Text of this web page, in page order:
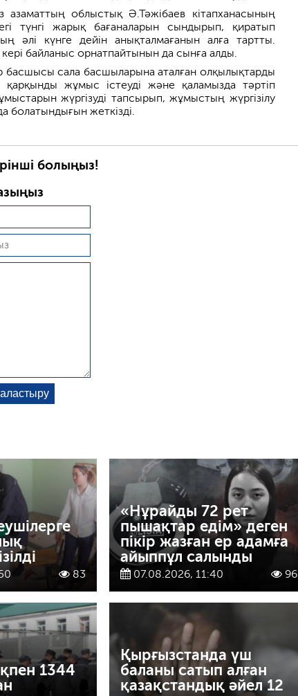
азаматтың облыстық Ә.Тәжібаев кітапханасының
түнгі жарық бағаналарын сындырып, қиратып
әлі күнге дейін анықталмағанын алға тартты.
байланыс орнатпайтынын да сынға алды.
басшысы сала басшыларына аталған олқылықтарды
жұмыс істеуді және қаламызда тәртіп
жүргізуді тапсырып, жұмыстың жүргізілу
болатындығын жеткізді.
болыңыз!
83
«Нұрайды 72 рет
пышақтар едім» деген
пікір жазған ер адамға
айыппұл салынды
07.08.2026, 11:40 96
1344
Қырғызстанда үш
баланы сатып алған
қазақстандық әйел 12